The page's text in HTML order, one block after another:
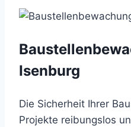
Isenburg
Die Sicherheit Ihrer
Projekte reibungslos